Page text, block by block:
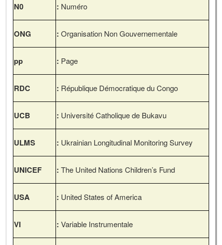
N0 : Numéro
ONG : Organisation Non Gouvernementale
pp : Page
RDC : République Démocratique du Congo
UCB : Université Catholique de Bukavu
ULMS : Ukrainian Longitudinal Monitoring Survey
UNICEF : The United Nations Children’s Fund
USA : United States of America
VI : Variable Instrumentale